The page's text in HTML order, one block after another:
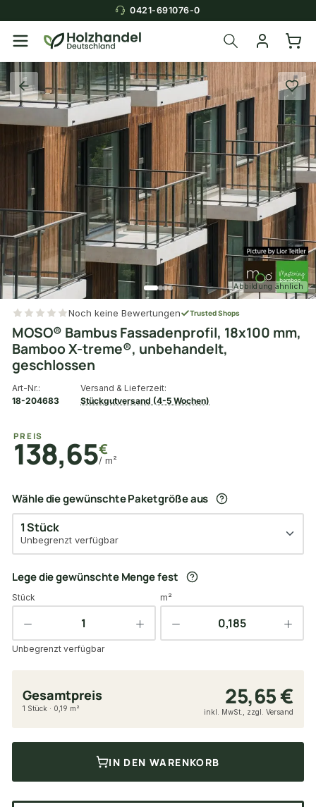
0421-691076-0
Abbildung ähnlich
Noch keine Bewertungen Trusted Shops
MOSO® Bambus Fassadenprofil, 18x100 mm,
Bamboo X-treme®, unbehandelt,
geschlossen
Art-Nr.:
18-204683
Versand & Lieferzeit:
Stückgutversand (4-5 Wochen)
PREIS
138,65€
/ m²
Wähle die gewünschte Paketgröße aus
1 Stück
Unbegrenzt verfügbar
Lege die gewünschte Menge fest
Stück m²
Unbegrenzt verfügbar
Gesamtpreis 25,65 €
1 Stück · 0,19 m² inkl. MwSt., zzgl. Versand
IN DEN WARENKORB